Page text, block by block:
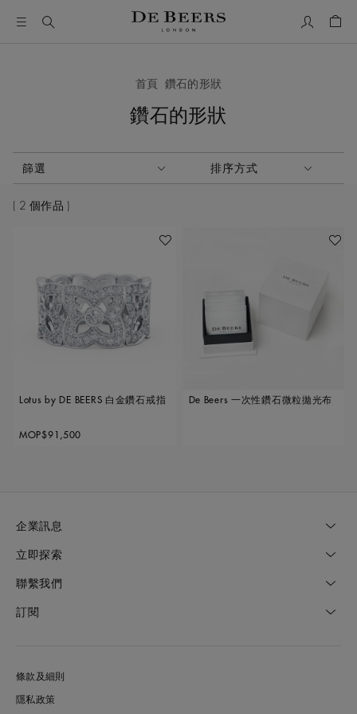
首頁 鑽石的形狀
鑽石的形狀
篩選 排序方式
排序方式
2 個作品
收藏作品
Lotus by DE BEERS 白金鑽石戒指
Original price
MOP$91,500
收藏作
De Beers 一次性鑽石微粒拋光布
企業訊息
立即探索
聯繫我們
訂閱
條款及細則
隱私政策